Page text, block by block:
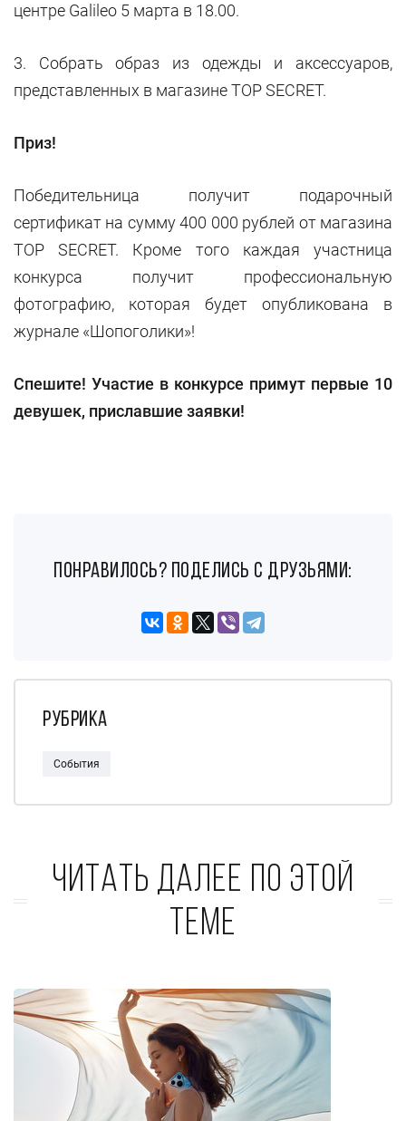
центре Galileo 5 марта в 18.00.
3. Собрать образ из одежды и аксессуаров,
представленных в магазине TOP SECRET.
Приз!
Победительница получит подарочный
сертификат на сумму 400 000 рублей от магазина
TOP SECRET. Кроме того каждая участница
конкурса получит профессиональную
фотографию, которая будет опубликована в
журнале «Шопоголики»!
Спешите! Участие в конкурсе примут первые 10
девушек, приславшие заявки!
понравилось? поделись с друзьями:
Рубрика
События
Читать далее по этой
теме